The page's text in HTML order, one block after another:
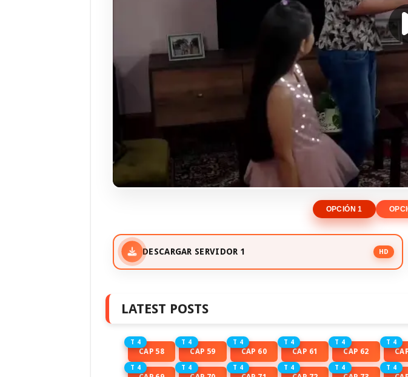
OPCIÓN 1
DESCARGAR SERVIDOR 1 HD
LATEST POSTS
T 4
CAP 58
T 4
CAP 59
T 4
CAP 60
T 4
CAP 61
T 4
CAP 62
T 4
T 4 T 4 T 4 T 4 T 4 T 4